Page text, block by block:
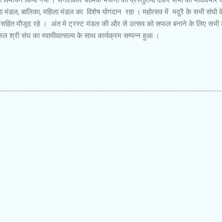
मंडल, बालिका, महिला मंडल का विशेष योगदान रहा । महोत्सव में मदुरै के सभी संघो
सहित मौजूद रहे । अंत मे ट्रस्ट मंडल की और से उत्सव को सफल बनाने के लिए सभी
श्री संघ का स्वामीवात्सल्य के साथ कार्यक्रम सम्पन्न हुआ ।